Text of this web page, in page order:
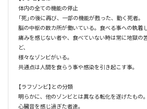
体内の全ての機能の停止
「死」の後に再び、一部の機能が甦った、動く死者。
脳の中枢の数カ所が働いている。食べる事への執着
痛みを感じない者や、食べていない時は常に地獄の
ど、
様々なゾンビがいる。
共通点は人間を食らう事や感染を引き起こす事。
【ラフゾンビ】との分類
明らかに、他のゾンビとは異なる転化を遂げたもの。
心臓音を感じ過ぎた者達。